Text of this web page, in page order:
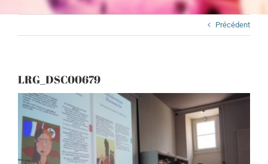
Précédent
LRG_DSC00679